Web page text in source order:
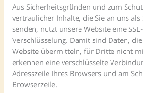
Aus Sicherheitsgründen und zum
vertraulicher Inhalte, die Sie an uns
senden, nutzt unsere Website eine
Verschlüsselung. Damit sind Daten,
Website übermitteln, für Dritte nicht
erkennen eine verschlüsselte
Adresszeile Ihres Browsers und am
Browserzeile.